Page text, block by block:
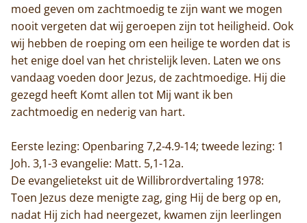
moed geven om zachtmoedig te zijn want we mogen
nooit vergeten dat wij geroepen zijn tot heiligheid. Ook
wij hebben de roeping om een heilige te worden dat is
het enige doel van het christelijk leven. Laten we ons
vandaag voeden door Jezus, de zachtmoedige. Hij die
gezegd heeft Komt allen tot Mij want ik ben
zachtmoedig en nederig van hart.
Eerste lezing: Openbaring 7,2-4.9-14; tweede lezing: 1
Joh. 3,1-3 evangelie: Matt. 5,1-12a.
De evangelietekst uit de Willibrordvertaling 1978:
Toen Jezus deze menigte zag, ging Hij de berg op en,
nadat Hij zich had neergezet, kwamen zijn leerlingen